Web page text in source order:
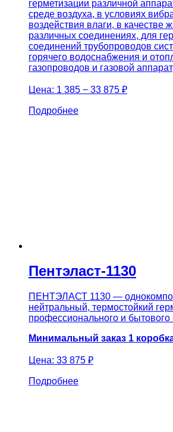
герметизации различной
среде воздуха, в условиях
воздействия влаги, в качестве
различных соединениях, для
соединений трубопроводов
горячего водоснабжения и
газопроводов и газовой
Цена: 1 385 − 33 875 ₽
Подробнее
Пентэласт-1130
ПЕНТЭЛАСТ 1130 —
нейтральный, термостойкий
профессионального и бытового
Минимальный заказ 1
Цена: 33 875 ₽
Подробнее